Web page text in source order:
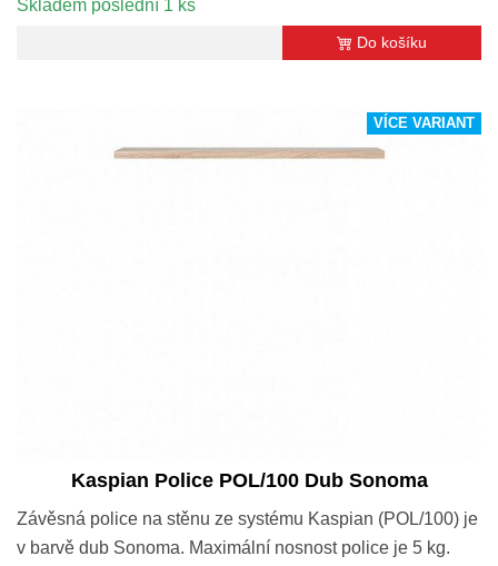
Skladem poslední 1 ks
Do košíku
VÍCE VARIANT
Kaspian Police POL/100 Dub Sonoma
Závěsná police na stěnu ze systému Kaspian (POL/100) je
v barvě dub Sonoma. Maximální nosnost police je 5 kg.